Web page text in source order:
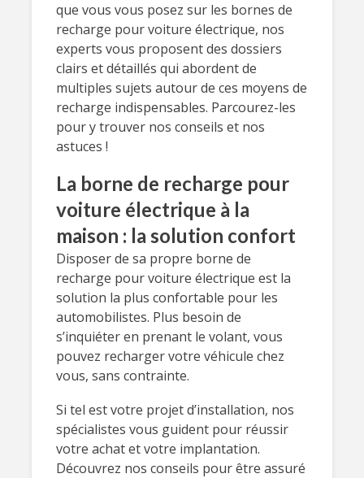
que vous vous posez sur les bornes de
recharge pour voiture électrique, nos
experts vous proposent des dossiers
clairs et détaillés qui abordent de
multiples sujets autour de ces moyens de
recharge indispensables. Parcourez-les
pour y trouver nos conseils et nos
astuces !
La borne de recharge pour
voiture électrique à la
maison : la solution confort
Disposer de sa propre borne de
recharge pour voiture électrique est la
solution la plus confortable pour les
automobilistes. Plus besoin de
s’inquiéter en prenant le volant, vous
pouvez recharger votre véhicule chez
vous, sans contrainte.
Si tel est votre projet d’installation, nos
spécialistes vous guident pour réussir
votre achat et votre implantation.
Découvrez nos conseils pour être assuré